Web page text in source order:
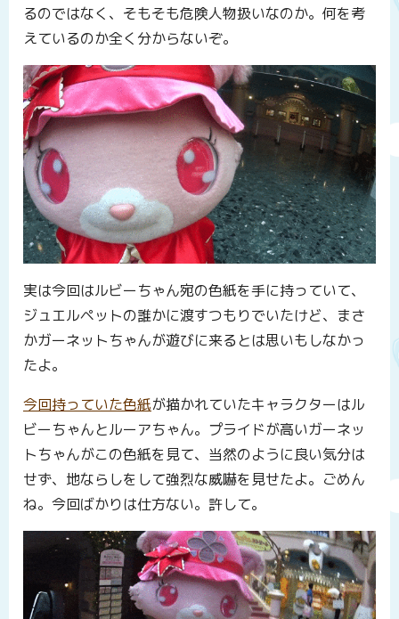
るのではなく、そもそも危険人物扱いなのか。何を考
えているのか全く分からないぞ。
実は今回はルビーちゃん宛の色紙を手に持っていて、
ジュエルペットの誰かに渡すつもりでいたけど、まさ
かガーネットちゃんが遊びに来るとは思いもしなかっ
たよ。
今回持っていた色紙が描かれていたキャラクターはル
ビーちゃんとルーアちゃん。プライドが高いガーネッ
トちゃんがこの色紙を見て、当然のように良い気分は
せず、地ならしをして強烈な威嚇を見せたよ。ごめん
ね。今回ばかりは仕方ない。許して。